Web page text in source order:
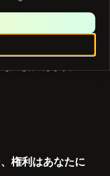
トラックに変換
ーターに直接送信し、
権利はあなたに